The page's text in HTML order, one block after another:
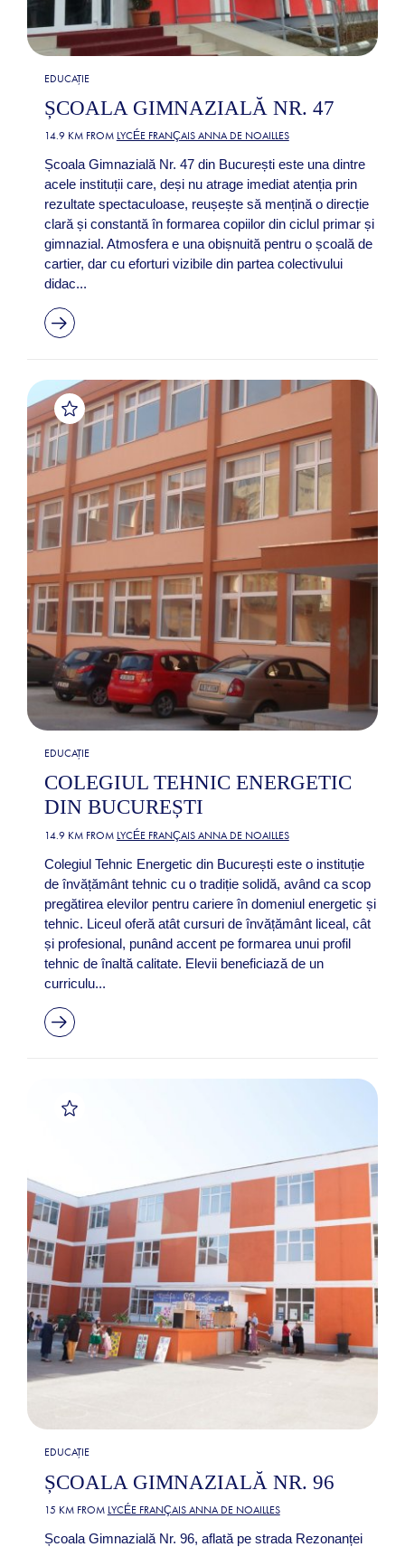
EDUCAȚIE
ȘCOALA GIMNAZIALĂ NR. 47
14.9 KM FROM LYCÉE FRANÇAIS ANNA DE NOAILLES
Școala Gimnazială Nr. 47 din București este una dintre
acele instituții care, deși nu atrage imediat atenția prin
rezultate spectaculoase, reușește să mențină o direcție
clară și constantă în formarea copiilor din ciclul primar și
gimnazial. Atmosfera e una obișnuită pentru o școală de
cartier, dar cu eforturi vizibile din partea colectivului
didac...
EDUCAȚIE
COLEGIUL TEHNIC ENERGETIC
DIN BUCUREȘTI
14.9 KM FROM LYCÉE FRANÇAIS ANNA DE NOAILLES
Colegiul Tehnic Energetic din București este o instituție
de învățământ tehnic cu o tradiție solidă, având ca scop
pregătirea elevilor pentru cariere în domeniul energetic și
tehnic. Liceul oferă atât cursuri de învățământ liceal, cât
și profesional, punând accent pe formarea unui profil
tehnic de înaltă calitate. Elevii beneficiază de un
curriculu...
EDUCAȚIE
ȘCOALA GIMNAZIALĂ NR. 96
15 KM FROM LYCÉE FRANÇAIS ANNA DE NOAILLES
Școala Gimnazială Nr. 96, aflată pe strada Rezonanței